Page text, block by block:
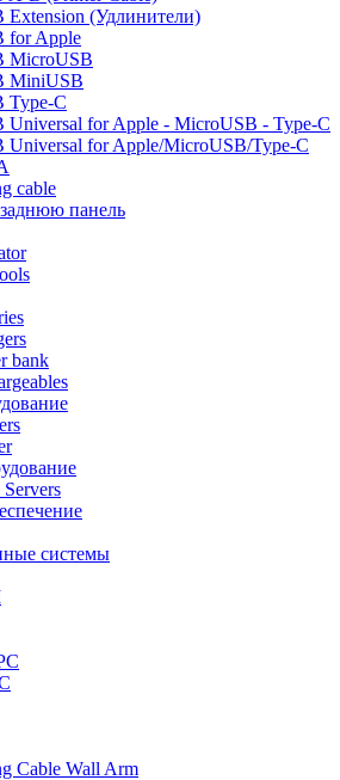
Extension (Удлинители)
for Apple
MicroUSB
MiniUSB
Type-C
Universal for Apple - MicroUSB - Type-C
Universal for Apple/MicroUSB/Type-C
cable
панель
bank
системы
Cable Wall Arm